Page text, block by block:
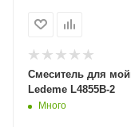
Смеситель для
Ledeme L4855B-2
Много